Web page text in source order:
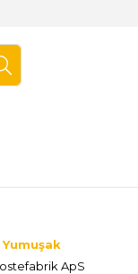
Yumuşak
ApS